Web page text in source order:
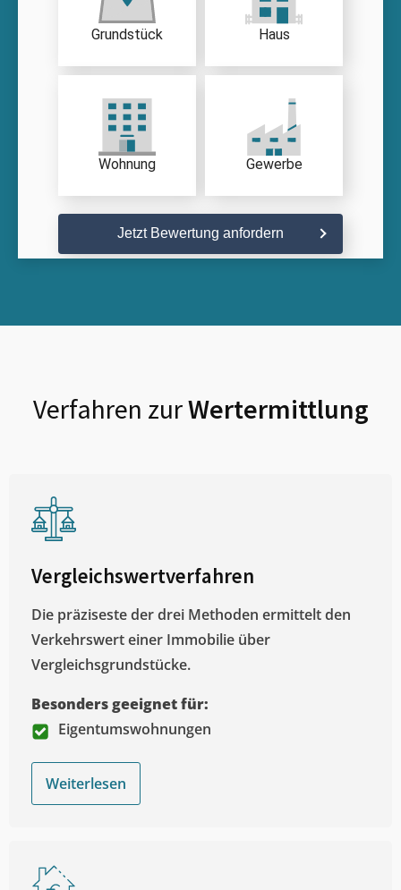
Grundstück Haus
Wohnung Gewerbe
Jetzt Bewertung anfordern
Verfahren zurWertermittlung
Vergleichswertverfahren
Die präziseste der drei Methoden ermittelt den
Verkehrswert einer Immobilie über
Vergleichsgrundstücke.
Besonders geeignet für:
Eigentumswohnungen
Weiterlesen